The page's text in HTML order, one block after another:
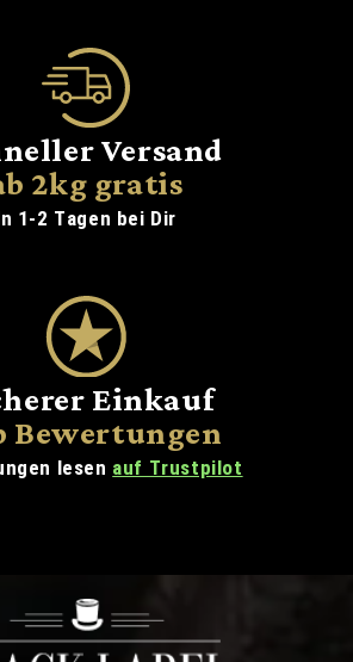
Versand
2kg gratis
1-2 Tagen bei Dir
Einkauf
Bewertungen
lesen auf Trustpilot